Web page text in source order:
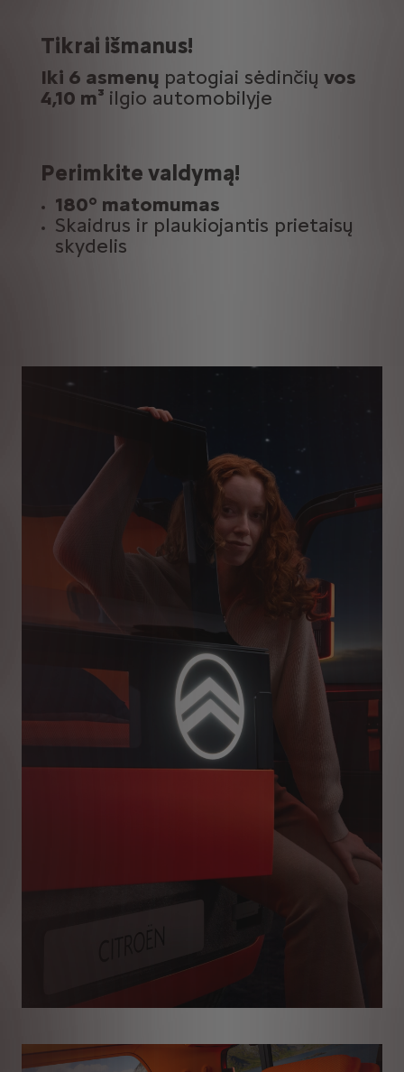
Tikrai išmanus!
Iki 6 asmenų patogiai sėdinčių vos
4,10 m³ ilgio automobilyje
Perimkite valdymą!
180° matomumas
Skaidrus ir plaukiojantis prietaisų
skydelis